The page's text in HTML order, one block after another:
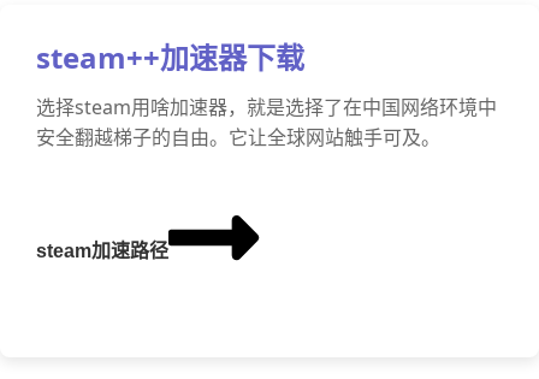
steam++加速器下载
选择steam用啥加速器，就是选择了在中国网络环境中
安全翻越梯子的自由。它让全球网站触手可及。
steam加速路径